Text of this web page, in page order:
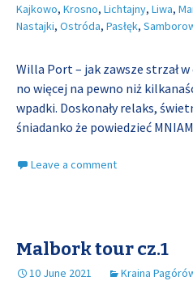
Kajkowo, Krosno, Lichtajny, Liwa,
Nastajki, Ostróda, Pasłęk,
Willa Port – jak zawsze strzał w
no więcej na pewno niż
wpadki. Doskonały relaks,
śniadanko że powiedzieć
Leave a comment
Malbork tour cz.1
10 June 2021 Kraina